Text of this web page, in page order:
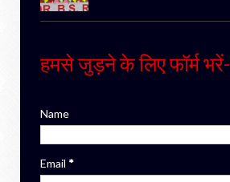
हमसे जुड़ने के लिए फॉर्म भरें-
Name
Email *